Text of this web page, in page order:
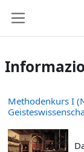
Methodenkurs I